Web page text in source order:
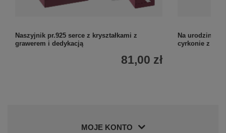
Naszyjnik pr.925 serce z kryształkami z
grawerem i dedykacją
81,00 zł
Na urodziny
cyrkonie z
MOJE KONTO